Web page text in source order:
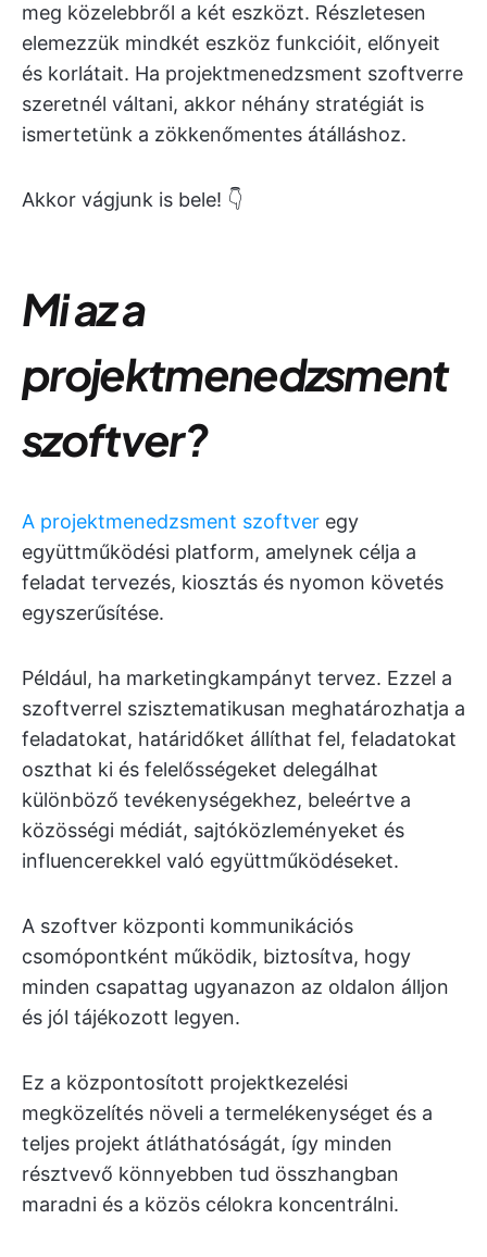
meg közelebbről a két eszközt. Részletesen
elemezzük mindkét eszköz funkcióit, előnyeit
és korlátait. Ha projektmenedzsment szoftverre
szeretnél váltani, akkor néhány stratégiát is
ismertetünk a zökkenőmentes átálláshoz.
Akkor vágjunk is bele! 👇
Mi az a
projektmenedzsment
szoftver?
A projektmenedzsment szoftver egy
együttműködési platform, amelynek célja a
feladat tervezés, kiosztás és nyomon követés
egyszerűsítése.
Például, ha marketingkampányt tervez. Ezzel a
szoftverrel szisztematikusan meghatározhatja a
feladatokat, határidőket állíthat fel, feladatokat
oszthat ki és felelősségeket delegálhat
különböző tevékenységekhez, beleértve a
közösségi médiát, sajtóközleményeket és
influencerekkel való együttműködéseket.
A szoftver központi kommunikációs
csomópontként működik, biztosítva, hogy
minden csapattag ugyanazon az oldalon álljon
és jól tájékozott legyen.
Ez a központosított projektkezelési
megközelítés növeli a termelékenységet és a
teljes projekt átláthatóságát, így minden
résztvevő könnyebben tud összhangban
maradni és a közös célokra koncentrálni.